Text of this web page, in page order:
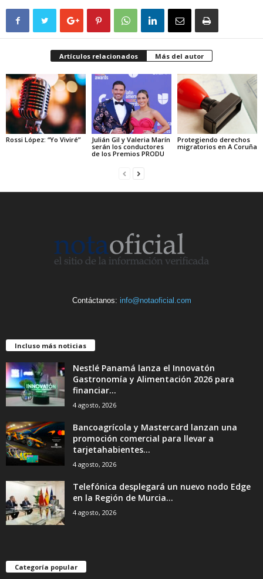
Artículos relacionados Más del autor
Rossi López: “Yo Viviré”
Julián Gil y Valeria Marín
serán los conductores
de los Premios PRODU
Protegiendo derechos
migratorios en A Coruña
Contáctanos: info@notaoficial.com
Incluso más noticias
Nestlé Panamá lanza el Innovatón
Gastronomía y Alimentación 2026 para
financiar...
4 agosto, 2026
Bancoagrícola y Mastercard lanzan una
promoción comercial para llevar a
tarjetahabientes...
4 agosto, 2026
Telefónica desplegará un nuevo nodo Edge
en la Región de Murcia...
4 agosto, 2026
Categoría popular